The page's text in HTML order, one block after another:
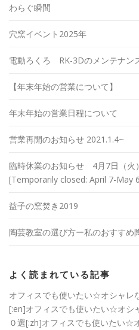
わらぐ瞬間
穴窯イベント2025年
電動ろくろ RK-3Dのメンテナン
【年末年始の営業について】
年末年始の営業日程について
営業再開のお知らせ 2021.1.4~
臨時休業のお知らせ 4月7日（火
[Temporarily closed: April 7-May
益子の窯焚き2019
陶芸教室の選び方ー私のおすすめ
よく読まれている記事
オフィスでも使いたい☆オシャレ
[:en]オフィスでも使いたい☆オシ
０選[:zh]オフィスでも使いたい☆